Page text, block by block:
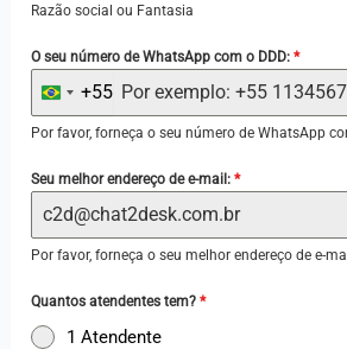
Razão social ou Fantasia
O seu número de WhatsApp com o DDD:*
B
r
z
i
+
5
+55
Por favor, forneça o seu número de WhatsApp
Seu melhor endereço de e-mail:*
Por favor, forneça o seu melhor endereço de e-
Quantos atendentes tem?*
1 Atendente